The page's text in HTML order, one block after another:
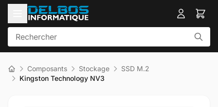
Composants Stockage
SSD M.2
Kingston Technology NV3